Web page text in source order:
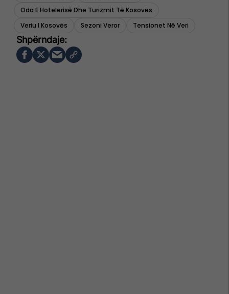
Oda E Hotelerisë Dhe Turizmit Të Kosovës
Veriu I Kosovës
Sezoni Veror Tensionet Në Veri